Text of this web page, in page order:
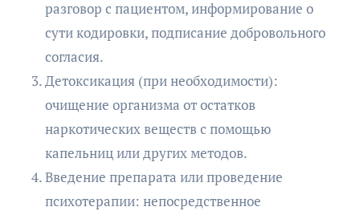
разговор с пациентом, информирование о
сути кодировки, подписание добровольного
согласия.
Детоксикация (при необходимости):
очищение организма от остатков
наркотических веществ с помощью
капельниц или других методов.
Введение препарата или проведение
психотерапии: непосредственное